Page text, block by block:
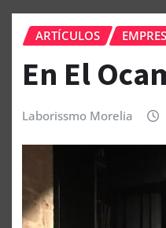
ARTÍCULOS
En El
Laborissmo Morelia